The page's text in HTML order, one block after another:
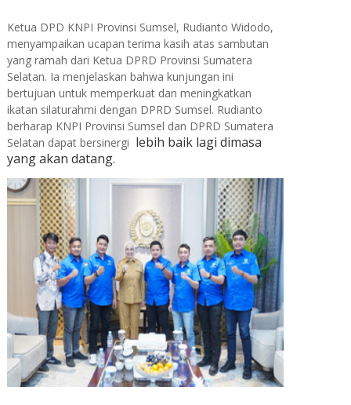
Ketua DPD KNPI Provinsi Sumsel, Rudianto Widodo,
menyampaikan ucapan terima kasih atas sambutan
yang ramah dari Ketua DPRD Provinsi Sumatera
Selatan. Ia menjelaskan bahwa kunjungan ini
bertujuan untuk memperkuat dan meningkatkan
ikatan silaturahmi dengan DPRD Sumsel. Rudianto
berharap KNPI Provinsi Sumsel dan DPRD Sumatera
Selatan dapat bersinergi lebih baik lagi dimasa
yang akan datang.